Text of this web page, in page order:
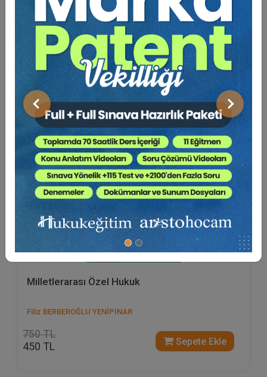
Önceki Sonraki
Filiz BERBEROĞLU YENİPINAR
750 TL
Sepete Ekle
%40
Milletlerarası Özel Hukuk
Filiz BERBEROĞLU YENİPINAR
750 TL
450 TL Sepete Ekle